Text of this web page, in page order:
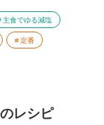
主食でゆる減塩
定番
レシピ